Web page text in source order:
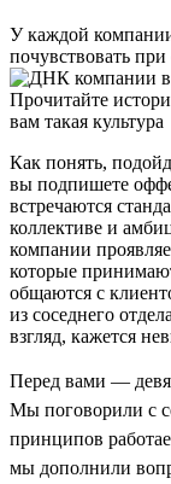
У каждой
почувствовать
Прочитайте
вам такая культура
Как понять,
вы подпишете
встречаются
коллективе и
компании
которые
общаются с
из соседнего
взгляд, кажется
Перед вами —
Мы поговорили с
принципов
мы дополнили